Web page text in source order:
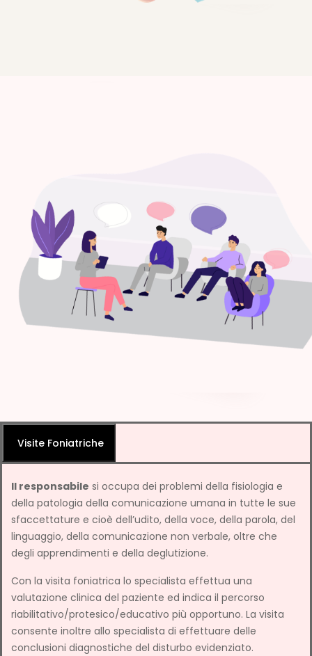
Visite Foniatriche
Il responsabile si occupa dei problemi della fisiologia e
della patologia della comunicazione umana in tutte le sue
sfaccettature e cioè dell’udito, della voce, della parola, del
linguaggio, della comunicazione non verbale, oltre che
degli apprendimenti e della deglutizione.
Con la visita foniatrica lo specialista effettua una
valutazione clinica del paziente ed indica il percorso
riabilitativo/protesico/educativo più opportuno. La visita
consente inoltre allo specialista di effettuare delle
conclusioni diagnostiche del disturbo evidenziato.